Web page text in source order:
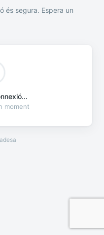
és segura. Espera un
moment